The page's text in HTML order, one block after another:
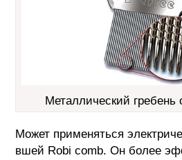
Металлический
Может применяться
вшей Robi comb. Он более